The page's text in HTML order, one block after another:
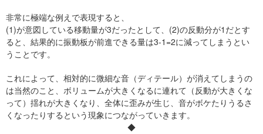
非常に極端な例えで表現すると、
(1)が意図している移動量が3だったとして、(2)の反動分が1だとす
ると、結果的に振動板が前進できる量は3-1=2に減ってしまうとい
うことです。
これによって、相対的に微細な音（ディテール）が消えてしまうの
は当然のこと、ボリュームが大きくなるに連れて（反動が大きくな
って）揺れが大きくなり、全体に歪みが生じ、音がボケたりうるさ
くなったりするという現象につながっていきます。
◆